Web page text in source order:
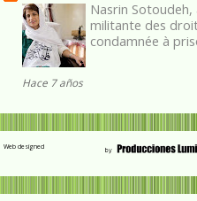
Nasrin
militante des
condamnée à
Hace 7 años
Web designed